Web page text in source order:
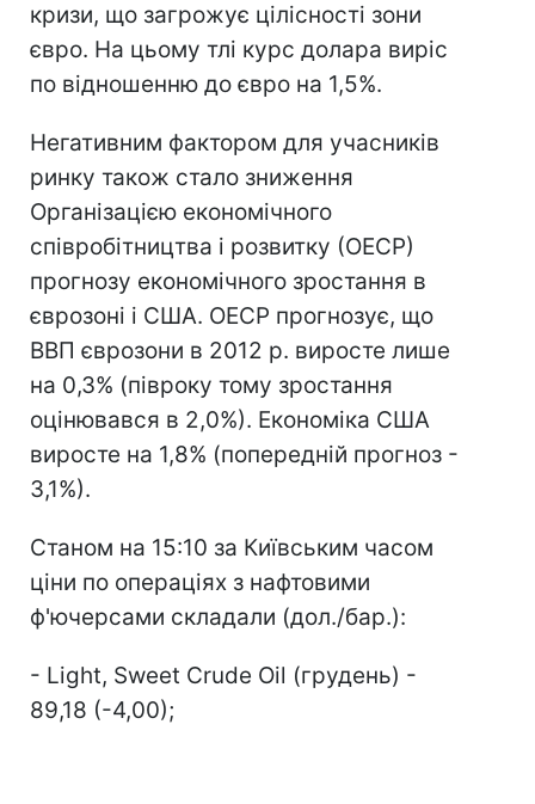
кризи, що загрожує цілісності зони
євро. На цьому тлі курс долара виріс
по відношенню до євро на 1,5%.
Негативним фактором для учасників
ринку також стало зниження
Організацією економічного
співробітництва і розвитку (ОЕСР)
прогнозу економічного зростання в
єврозоні і США. ОЕСР прогнозує, що
ВВП єврозони в 2012 р. виросте лише
на 0,3% (півроку тому зростання
оцінювався в 2,0%). Економіка США
виросте на 1,8% (попередній прогноз -
3,1%).
Станом на 15:10 за Київським часом
ціни по операціях з нафтовими
ф'ючерсами складали (дол./бар.):
- Light, Sweet Crude Oil (грудень) -
89,18 (-4,00);